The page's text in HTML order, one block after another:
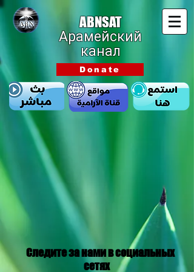
ABNSAT
Арамейский
канал
Donate
Следите за нами в социальных
сетях